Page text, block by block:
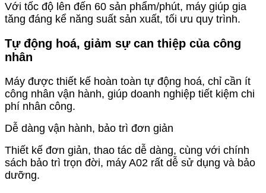
Với tốc độ lên đến 60 sản phẩm/phút, máy giúp gia
tăng đáng kể năng suất sản xuất, tối ưu quy trình.
Tự động hoá, giảm sự can thiệp của công
nhân
Máy được thiết kế hoàn toàn tự động hoá, chỉ cần ít
công nhân vận hành, giúp doanh nghiệp tiết kiệm chi
phí nhân công.
Dễ dàng vận hành, bảo trì đơn giản
Thiết kế đơn giản, thao tác dễ dàng, cùng với chính
sách bảo trì trọn đời, máy A02 rất dễ sử dụng và bảo
dưỡng.